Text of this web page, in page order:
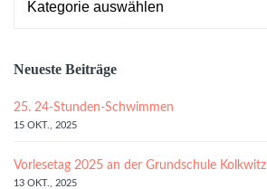
Neueste Beiträge
25. 24-Stunden-Schwimmen
15 OKT., 2025
Vorlesetag 2025 an der Grundschule Kolkwitz
13 OKT., 2025